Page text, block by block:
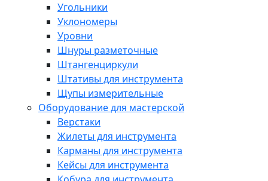
Угольники
Уклономеры
Уровни
Шнуры разметочные
Штангенциркули
Штативы для инструмента
Щупы измерительные
Оборудование для мастерской
Верстаки
Жилеты для инструмента
Карманы для инструмента
Кейсы для инструмента